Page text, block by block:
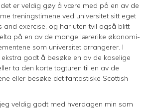
det er veldig gøy å vœre med på en av de
treningstimene ved universitet sitt eget
and exercise, og har uten tvil også blitt
på en av de mange lærerike økonomi-
som universitet arrangerer. I
ekstra godt å besøke en av de koselige
ta den korte togturen til en av de
eller besøke det fantastiske Scottish
veldig godt med hverdagen min som